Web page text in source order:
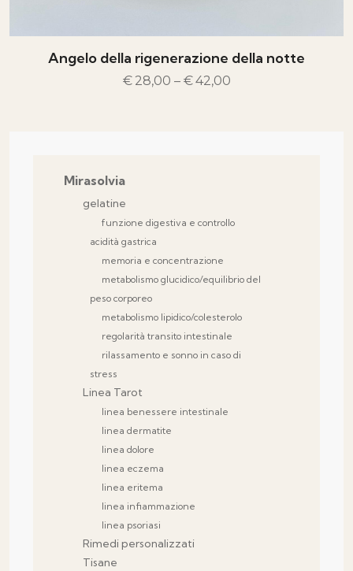
Angelo della rigenerazione della notte
€ 28,00 – €42,00
Mirasolvia
gelatine
funzione digestiva e controllo
acidità gastrica
memoria e concentrazione
metabolismo glucidico/equilibrio del
peso corporeo
metabolismo lipidico/colesterolo
regolarità transito intestinale
rilassamento e sonno in caso di
stress
Linea Tarot
linea benessere intestinale
linea dermatite
linea dolore
linea eczema
linea eritema
linea infiammazione
linea psoriasi
Rimedi personalizzati
Tisane